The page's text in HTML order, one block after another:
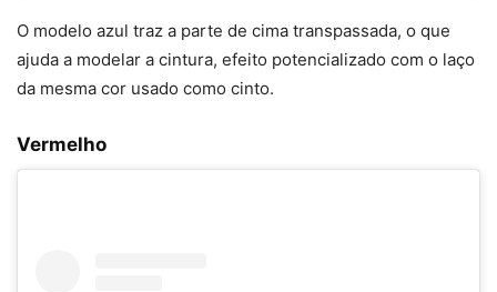
O modelo azul traz a parte de cima transpassada, o que
ajuda a modelar a cintura, efeito potencializado com o laço
da mesma cor usado como cinto.
Vermelho